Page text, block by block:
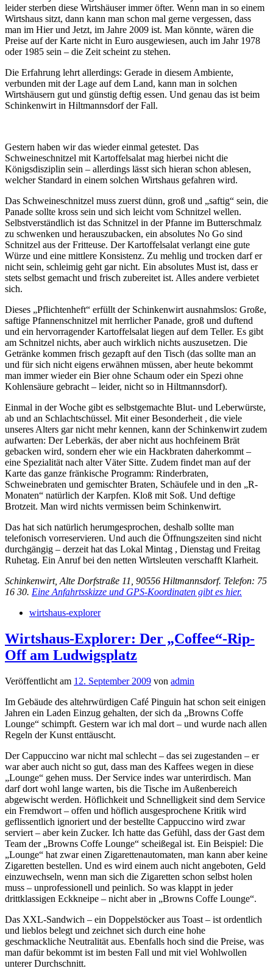
leider sterben diese Wirtshäuser immer öfter. Wenn man in so einem
Wirtshaus sitzt, dann kann man schon mal gerne vergessen, dass
man im Hier und Jetzt, im Jahre 2009 ist. Man könnte, wären die
Preise auf der Karte nicht in Euro ausgewiesen, auch im Jahr 1978
oder 1985 sein – die Zeit scheint zu stehen.
Die Erfahrung lehrt allerdings: Gerade in diesem Ambiente,
verbunden mit der Lage auf dem Land, kann man in solchen
Wirtshäusern gut und günstig deftig essen. Und genau das ist beim
Schinkenwirt in Hiltmannsdorf der Fall.
Gestern haben wir das wieder einmal getestet. Das
Schweineschnitzel mit Kartoffelsalat mag hierbei nicht die
Königsdisziplin sein – allerdings lässt sich hieran schon ablesen,
welcher Standard in einem solchen Wirtshaus gefahren wird.
Das Schweineschnitzel muss zuerst dünn, groß und „saftig“ sein, die
Panade sollte kross sein und sich leicht vom Schnitzel wellen.
Selbstverständlich ist das Schnitzel in der Pfanne im Butterschmalz
zu schwenken und herauszubacken, ein absolutes No Go sind
Schnitzel aus der Fritteuse. Der Kartoffelsalat verlangt eine gute
Würze und eine mittlere Konsistenz. Zu mehlig und trocken darf er
nicht sein, schleimig geht gar nicht. Ein absolutes Must ist, dass er
stets selbst gemacht und frisch zubereitet ist. Alles andere verbietet
sich.
Dieses „Pflichtenheft“ erfüllt der Schinkenwirt ausnahmslos: Große,
saftige Pfannenschnitzel mit herrlicher Panade, groß und duftend
und ein hervorragender Kartoffelsalat liegen auf dem Teller. Es gibt
am Schnitzel nichts, aber auch wirklich nichts auszusetzen. Die
Getränke kommen frisch gezapft auf den Tisch (das sollte man an
und für sich nicht eigens erwähnen müssen, aber heute bekommt
man immer wieder ein Bier ohne Schaum oder ein Spezi ohne
Kohlensäure gebracht – leider, nicht so in Hiltmannsdorf).
Einmal in der Woche gibt es selbstgemachte Blut- und Leberwürste,
ab und an Schlachtschüssel. Mit einer Besonderheit , die viele
unseres Alters gar nicht mehr kennen, kann der Schinkenwirt zudem
aufwarten: Der Leberkäs, der aber nicht aus hochfeinem Brät
gebacken wird, sondern eher wie ein Hackbraten daherkommt –
eine Spezialität nach alter Väter Sitte. Zudem findet man auf der
Karte das ganze fränkische Programm: Rinderbraten,
Schweinebraten und gemischter Braten, Schäufele und in den „R-
Monaten“ natürlich der Karpfen. Kloß mit Soß. Und deftige
Brotzeit. Man wird nichts vermissen beim Schinkenwirt.
Das hat sich natürlich herumgesprochen, deshalb sollte man
telefonisch vorreservieren. Und auch die Öffnungszeiten sind nicht
durchgängig – derzeit hat das Lokal Mintag , Dienstag und Freitag
Ruhetag. Ein Anruf bei den netten Wirtsleuten verschafft Klarheit.
Schinkenwirt, Alte Dorfstraße 11, 90556 Hiltmannsdorf. Telefon: 75
16 30. Eine Anfahrtsskizze und GPS-Koordinaten gibt es hier.
wirtshaus-explorer
Wirtshaus-Explorer: Der „Coffee“-Rip-
Off am Ludwigsplatz
Veröffentlicht am 12. September 2009 von admin
Im Gebäude des altehrwürdigen Café Pinguin hat schon seit einigen
Jahren ein Laden Einzug gehalten, der sich da „Browns Coffe
Lounge“ schimpft. Gestern war ich mal dort – und wurde nach allen
Regeln der Kunst enttäuscht.
Der Cappuccino war nicht mal schlecht – das sei zugestanden – er
war aber auch nicht so gut, dass man des Kaffees wegen in diese
„Lounge“ gehen muss. Der Service indes war unterirdisch. Man
darf dort wohl lange warten, bis die Tische im Außenbereich
abgewischt werden. Höflichkeit und Schnelligkeit sind dem Service
ein Fremdwort – offen und höflich ausgesprochene Kritik wird
geflissentlich ignoriert und der bestellte Cappuccino wird zwar
serviert – aber kein Zucker. Ich hatte das Gefühl, dass der Gast dem
Team der „Browns Coffe Lounge“ scheißegal ist. Ein Beispiel: Die
„Lounge“ hat zwar einen Zigarettenautomaten, man kann aber keine
Zigaretten bestellen. Und es wird einem auch nicht angeboten, Geld
einzuwechseln, wenn man sich die Zigaretten schon selbst holen
muss – unprofessionell und peinlich. So was klappt in jeder
drittklassigen Eckkneipe – nicht aber in „Browns Coffe Lounge“.
Das XXL-Sandwich – ein Doppelstöcker aus Toast – ist ordentlich
und lieblos belegt und zeichnet sich durch eine hohe
geschmackliche Neutralität aus. Ebenfalls hoch sind die Preise, was
man dafür bekommt ist im besten Fall und mit viel Wohlwollen
unterer Durchschnitt.